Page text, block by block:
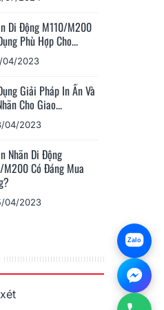
Di Động M110/M200
Phù Hợp Cho...
04/2023
Giải Pháp In Ấn Và
Cho Giao...
04/2023
Nhãn Di Động
M200 Có Đáng Mua
04/2023
Zalo